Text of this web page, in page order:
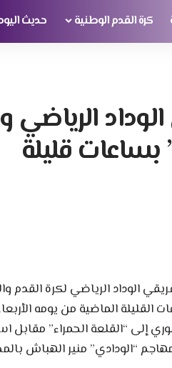
كرة القدم الوطنية حديث
الرياضي
بساعات قليلة
الوداد الرياضي لكرة القدم
القليلة الماضية من يومه
إلى “القلعة الحمراء”
“الودادي” منير الهباش